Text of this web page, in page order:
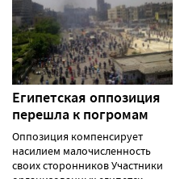
Египетская оппозиция
перешла к погромам
Оппозиция компенсирует
насилием малочисленность
своих сторонников Участники